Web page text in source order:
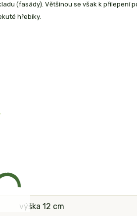
(fasády). Většinou se však k přilepení
hřebíky.
výška 12 cm